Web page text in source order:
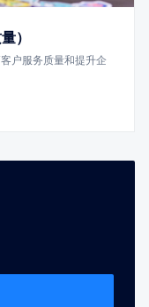
）
户服务质量和提升企